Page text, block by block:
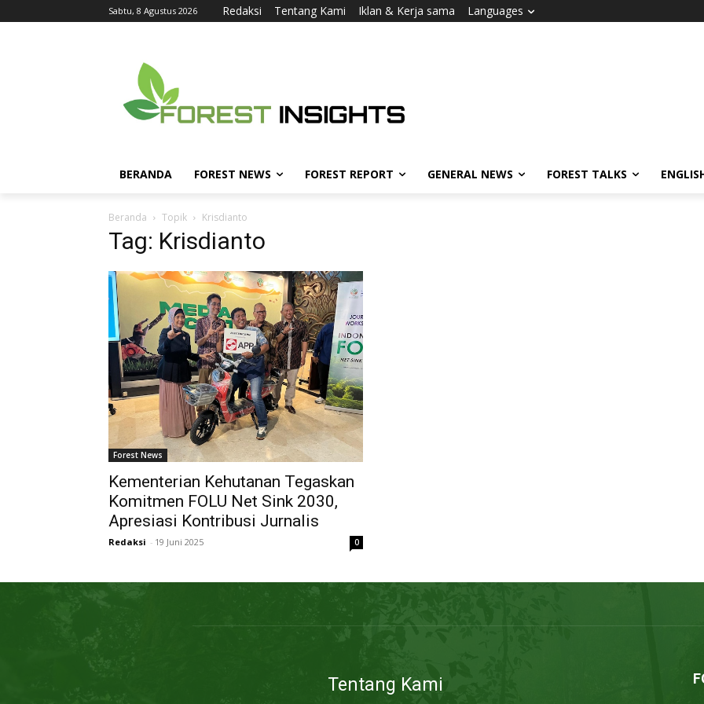
Sabtu, 8 Agustus 2026 Redaksi Tentang Kami Iklan & Kerja sama Languages
BERANDA FOREST NEWS FOREST REPORT GENERAL NEWS FOREST TALKS
Beranda Topik Krisdianto
Tag: Krisdianto
Forest News
Kementerian Kehutanan Tegaskan
Komitmen FOLU Net Sink 2030,
Apresiasi Kontribusi Jurnalis
Redaksi - 19 Juni 2025 0
Tentang Kami